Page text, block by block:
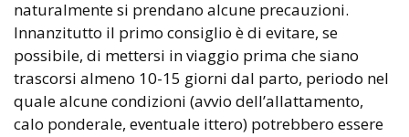
naturalmente si prendano alcune precauzioni.
Innanzitutto il primo consiglio è di evitare, se
possibile, di mettersi in viaggio prima che siano
trascorsi almeno 10-15 giorni dal parto, periodo nel
quale alcune condizioni (avvio dell’allattamento,
calo ponderale, eventuale ittero) potrebbero essere